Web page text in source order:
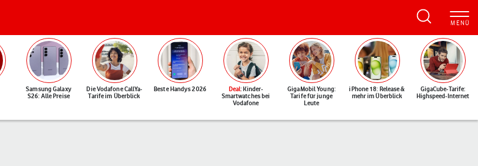
Samsung Galaxy
S26: Alle Preise
Die Vodafone CallYa-
Tarife im Überblick
Beste Handys 2026 Deal: Kinder-
Smartwatches bei
Vodafone
GigaMobil Young:
Tarife für junge
Leute
iPhone 18: Release &
mehr im Überblick
GigaCube-Tarife:
Highspeed-Internet